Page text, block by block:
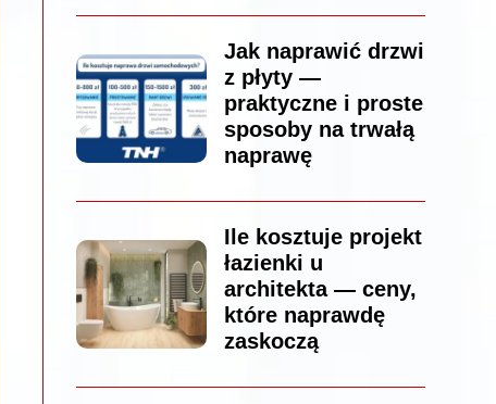
Jak naprawić drzwi
z płyty —
praktyczne i proste
sposoby na trwałą
naprawę
Ile kosztuje projekt
łazienki u
architekta — ceny,
które naprawdę
zaskoczą